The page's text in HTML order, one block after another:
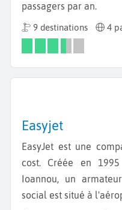
passagers par an.
9 destinations 4
Easyjet
EasyJet est une compagnie britannique low-
cost. Créée en
Ioannou, un
social est situé à